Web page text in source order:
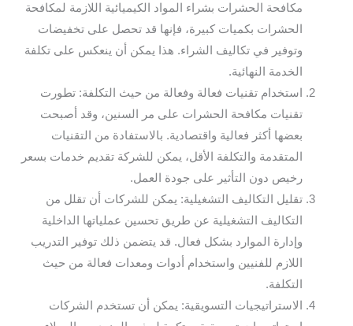
مكافحة الحشرات بشراء المواد الكيميائية اللازمة لمكافحة
الحشرات بكميات كبيرة، فإنها قد تحصل على تخفيضات
وتوفير في تكاليف الشراء. هذا يمكن أن ينعكس على تكلفة
الخدمة النهائية.
استخدام تقنيات فعالة وفعالة من حيث التكلفة: تطورت
تقنيات مكافحة الحشرات على مر السنين، وقد أصبحت
بعضها أكثر فعالية واقتصادية. بالاستفادة من التقنيات
المتقدمة والتكلفة الأقل، يمكن للشركة تقديم خدمات بسعر
رخيص دون التأثير على جودة العمل.
تقليل التكاليف التشغيلية: يمكن للشركات أن تقلل من
التكاليف التشغيلية عن طريق تحسين عملياتها الداخلية
وإدارة الموارد بشكل فعال. قد يتضمن ذلك توفير التدريب
اللازم للفنيين واستخدام أدوات ومعدات فعالة من حيث
التكلفة.
الاستراتيجيات التسويقية: يمكن أن تستخدم الشركات